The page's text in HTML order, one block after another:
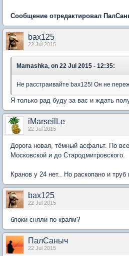
Сообщение отредактировал
bax125
22 Jul 2015
Mamashka, on 22 Jul 2015 - 12:35:
Не расстраивайте bax125! Он не
Я только рад буду за вас и ждать
iMarseilLe
22 Jul 2015
Дорога новая, тёмный асфальт. По
Московской и до Стародмитровского.
Кранов у 24 нет.. Но раскопано и труб
bax125
22 Jul 2015
блоки сняли по краям?
ПалСаныч
22 Jul 2015